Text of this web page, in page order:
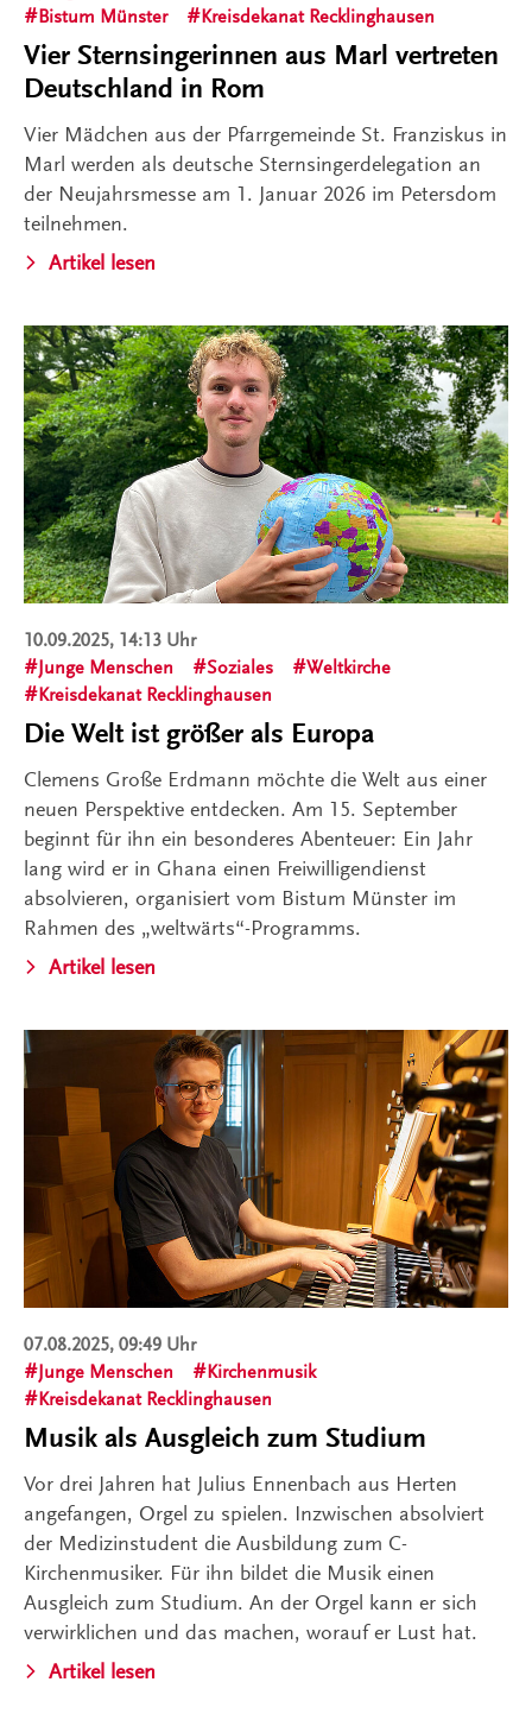
Bistum Münster
Kreisdekanat Recklinghausen
Vier Sternsingerinnen aus Marl vertreten
Deutschland in Rom
Vier Mädchen aus der Pfarrgemeinde St. Franziskus in
Marl werden als deutsche Sternsingerdelegation an
der Neujahrsmesse am 1. Januar 2026 im Petersdom
teilnehmen.
Artikel lesen
10.09.2025, 14:13 Uhr
Junge Menschen
Soziales
Weltkirche
Kreisdekanat Recklinghausen
Die Welt ist größer als Europa
Clemens Große Erdmann möchte die Welt aus einer
neuen Perspektive entdecken. Am 15. September
beginnt für ihn ein besonderes Abenteuer: Ein Jahr
lang wird er in Ghana einen Freiwilligendienst
absolvieren, organisiert vom Bistum Münster im
Rahmen des „weltwärts“-Programms.
Artikel lesen
07.08.2025, 09:49 Uhr
Junge Menschen
Kirchenmusik
Kreisdekanat Recklinghausen
Musik als Ausgleich zum Studium
Vor drei Jahren hat Julius Ennenbach aus Herten
angefangen, Orgel zu spielen. Inzwischen absolviert
der Medizinstudent die Ausbildung zum C-
Kirchenmusiker. Für ihn bildet die Musik einen
Ausgleich zum Studium. An der Orgel kann er sich
verwirklichen und das machen, worauf er Lust hat.
Artikel lesen